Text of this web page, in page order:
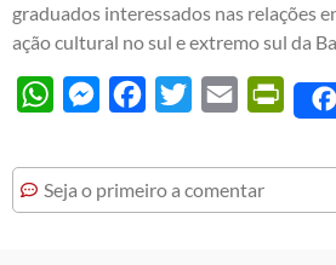
graduados interessados nas relações
ação cultural no sul e extremo sul da
WhatsAppMessengerFacebook
Twitter Email
Seja o primeiro a comentar